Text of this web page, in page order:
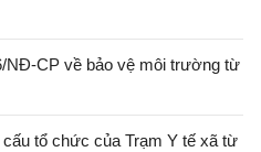
NĐ-CP về bảo vệ môi trường từ
tổ chức của Trạm Y tế xã từ